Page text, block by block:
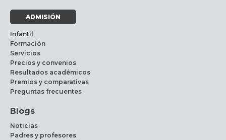
ADMISIÓN
Infantil
Formación
Servicios
Precios y convenios
Resultados académicos
Premios y comparativas
Preguntas frecuentes
Blogs
Noticias
Padres y profesores